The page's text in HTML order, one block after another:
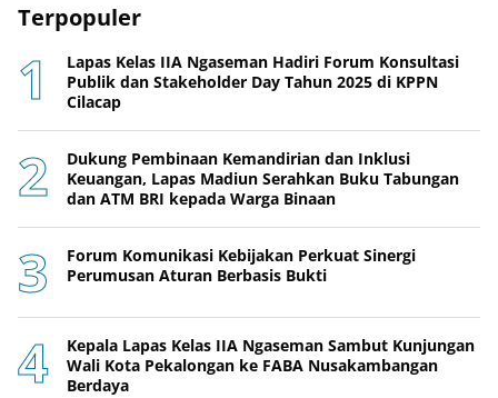
Terpopuler
Lapas Kelas IIA Ngaseman Hadiri Forum Konsultasi
Publik dan Stakeholder Day Tahun 2025 di KPPN
Cilacap
Dukung Pembinaan Kemandirian dan Inklusi
Keuangan, Lapas Madiun Serahkan Buku Tabungan
dan ATM BRI kepada Warga Binaan
Forum Komunikasi Kebijakan Perkuat Sinergi
Perumusan Aturan Berbasis Bukti
Kepala Lapas Kelas IIA Ngaseman Sambut Kunjungan
Wali Kota Pekalongan ke FABA Nusakambangan
Berdaya